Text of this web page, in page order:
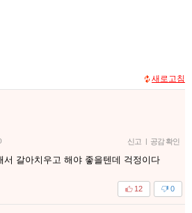
새로고침
신고 | 공감 확인
서 갈아치우고 해야 좋을텐데 걱정이다
0
12